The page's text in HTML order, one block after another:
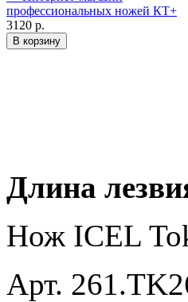
3120 р.
Длина
Нож ICEL
Арт.